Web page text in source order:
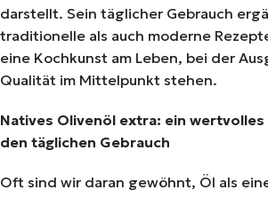
darstellt. Sein täglicher Gebrauch
traditionelle als auch moderne
eine Kochkunst am Leben, bei der
Qualität im Mittelpunkt stehen.
Natives Olivenöl extra: ein
den täglichen Gebrauch
Oft sind wir daran gewöhnt, Öl als